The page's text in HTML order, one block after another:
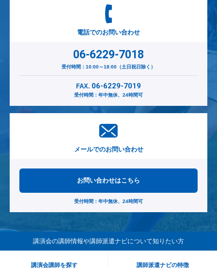
電話でのお問い合わせ
06-6229-7018
受付時間：10:00～18:00（土日祝日除く）
FAX. 06-6229-7019
受付時間：年中無休、24時間可
メールでのお問い合わせ
お問い合わせはこちら
受付時間：年中無休、24時間可
講演会の講師情報や講師派遣ナビについて知りたい方
講演会講師を探す 講師派遣ナビの特徴